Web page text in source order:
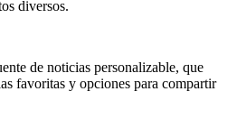
diversos.
de noticias personalizable, que
favoritas y opciones para compartir